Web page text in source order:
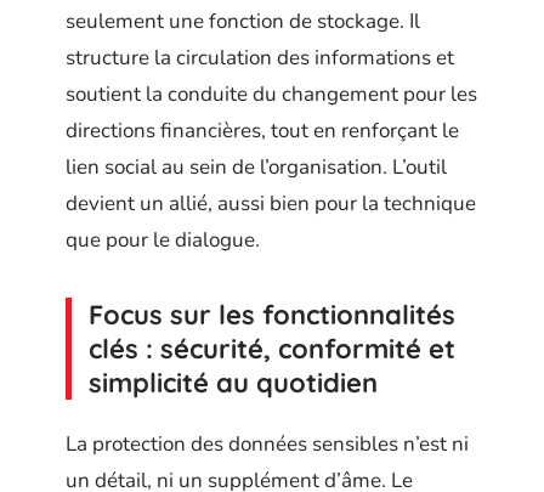
seulement une fonction de stockage. Il
structure la circulation des informations et
soutient la conduite du changement pour les
directions financières, tout en renforçant le
lien social au sein de l’organisation. L’outil
devient un allié, aussi bien pour la technique
que pour le dialogue.
Focus sur les fonctionnalités
clés : sécurité, conformité et
simplicité au quotidien
La protection des données sensibles n’est ni
un détail, ni un supplément d’âme. Le